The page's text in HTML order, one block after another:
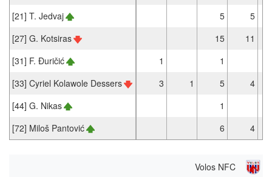
[21] T. Jedvaj
5
5
[27] G. Kotsiras
15
11
[31] F. Đuričić
1
1
[33] Cyriel Kolawole Dessers
3 1 5
4
[44] G. Nikas
1
[72] Miloš Pantović
6 4
Volos NFC